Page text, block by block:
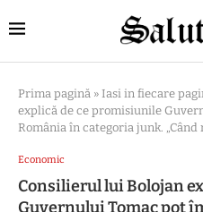
Prima pagină » Iasi in fiecare
explică de ce promisiunile
România în categoria junk. „Când
Economic
Consilierul lui Bolojan
Guvernului Tomac pot